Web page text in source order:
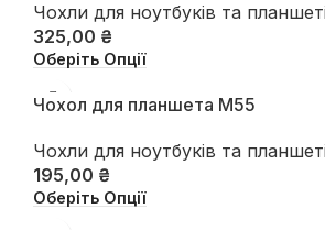
Чохли для ноутбуків та
325,00 ₴
Оберіть Опції
Чохол для планшета М55
Чохли для ноутбуків та
195,00 ₴
Оберіть Опції